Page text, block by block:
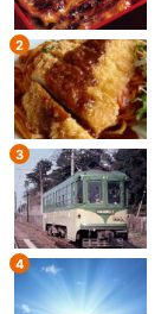
2
3
4